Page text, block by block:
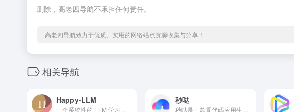
删除，高老四导航不承担任何责任。
高老四导航致力于优质、实用的网络站点资源收集与分享！
相关导航
Happy-LLM 秒哒